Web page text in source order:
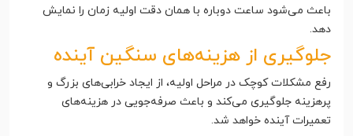
باعث می‌شود ساعت دوباره با همان دقت اولیه زمان را نمایش
دهد.
جلوگیری از هزینه‌های سنگین آینده
رفع مشکلات کوچک در مراحل اولیه، از ایجاد خرابی‌های بزرگ و
پرهزینه جلوگیری می‌کند و باعث صرفه‌جویی در هزینه‌های
تعمیرات آینده خواهد شد.